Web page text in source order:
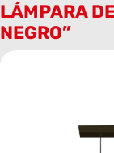
LÁMPARA
NEGRO”